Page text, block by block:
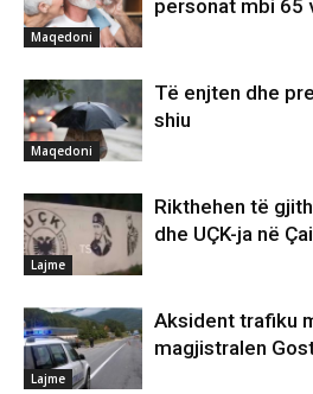
Maqedoni
personat mbi 65
Maqedoni
Të enjten dhe
shiu
Lajme
Rikthehen të
dhe UÇK-ja në
Lajme
Aksident trafiku
magjistralen